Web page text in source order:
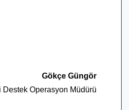
Gökçe Güngör
Destek Operasyon Müdürü